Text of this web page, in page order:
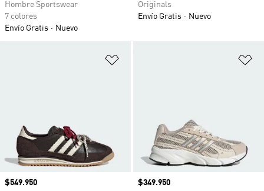
Hombre Sportswear
7 colores
Envío Gratis
Nuevo
Originals
Envío Gratis
Nuevo
Precio
$549.950
Precio
$349.950